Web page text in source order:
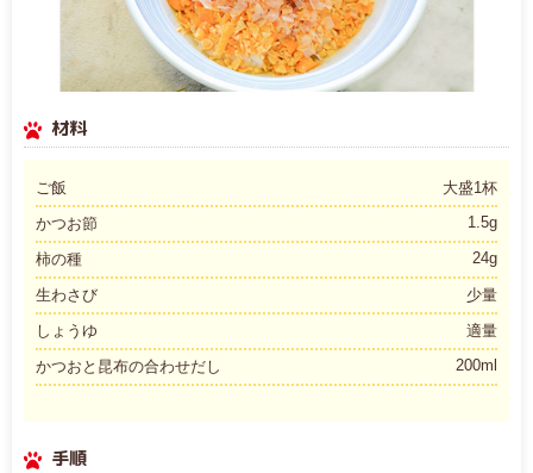
材料
ご飯
大盛1杯
かつお節
1.5g
柿の種 24g
生わさび
少量
しょうゆ
適量
かつおと昆布の合わせだし
200ml
手順